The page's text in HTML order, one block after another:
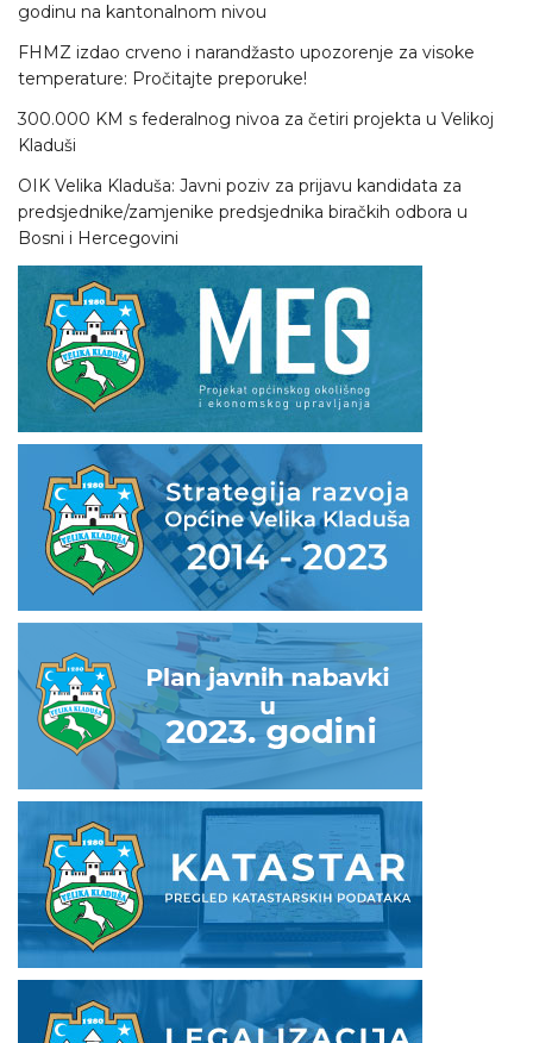
godinu na kantonalnom nivou
FHMZ izdao crveno i narandžasto upozorenje za visoke
temperature: Pročitajte preporuke!
300.000 KM s federalnog nivoa za četiri projekta u Velikoj
Kladuši
OIK Velika Kladuša: Javni poziv za prijavu kandidata za
predsjednike/zamjenike predsjednika biračkih odbora u
Bosni i Hercegovini